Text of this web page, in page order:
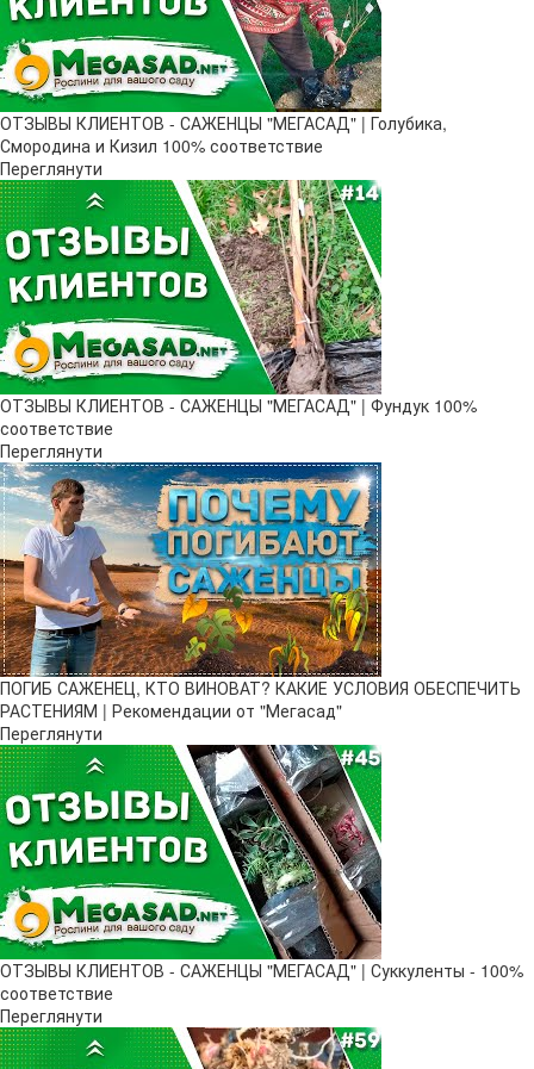
ОТЗЫВЫ КЛИЕНТОВ - САЖЕНЦЫ "МЕГАСАД" | Голубика,
Смородина и Кизил 100% соответствие
Переглянути
ОТЗЫВЫ КЛИЕНТОВ - САЖЕНЦЫ "МЕГАСАД" | Фундук 100%
соответствие
Переглянути
ПОГИБ САЖЕНЕЦ, КТО ВИНОВАТ? КАКИЕ УСЛОВИЯ ОБЕСПЕЧИТЬ
РАСТЕНИЯМ | Рекомендации от "Мегасад"
Переглянути
ОТЗЫВЫ КЛИЕНТОВ - САЖЕНЦЫ "МЕГАСАД" | Суккуленты - 100%
соответствие
Переглянути